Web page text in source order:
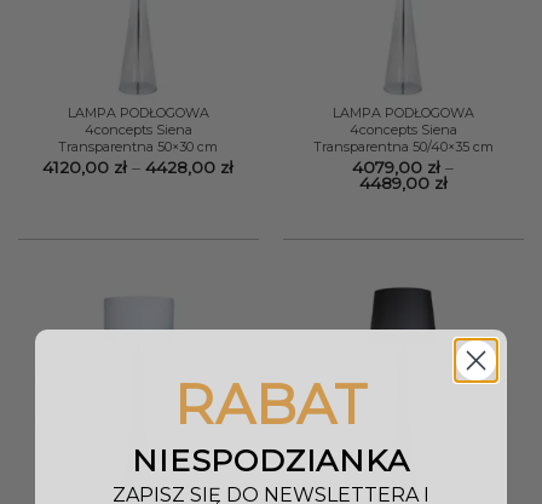
LAMPA PODŁOGOWA
4concepts Siena
Transparentna 50×30 cm
4120,00 zł – 4428,00 złZakres
4428,00 zł
LAMPA PODŁOGOWA
4concepts Siena
Transparentna 50/40×35 cm
4079,00 zł –
4489,00 złZakres
do
RABAT
NIESPODZIANKA
ZAPISZ SIĘ DO NEWSLETTERA I